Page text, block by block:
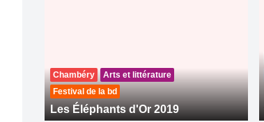
Chambéry
Arts et littérature
Festival de la bd
Les Éléphants d'Or 2019